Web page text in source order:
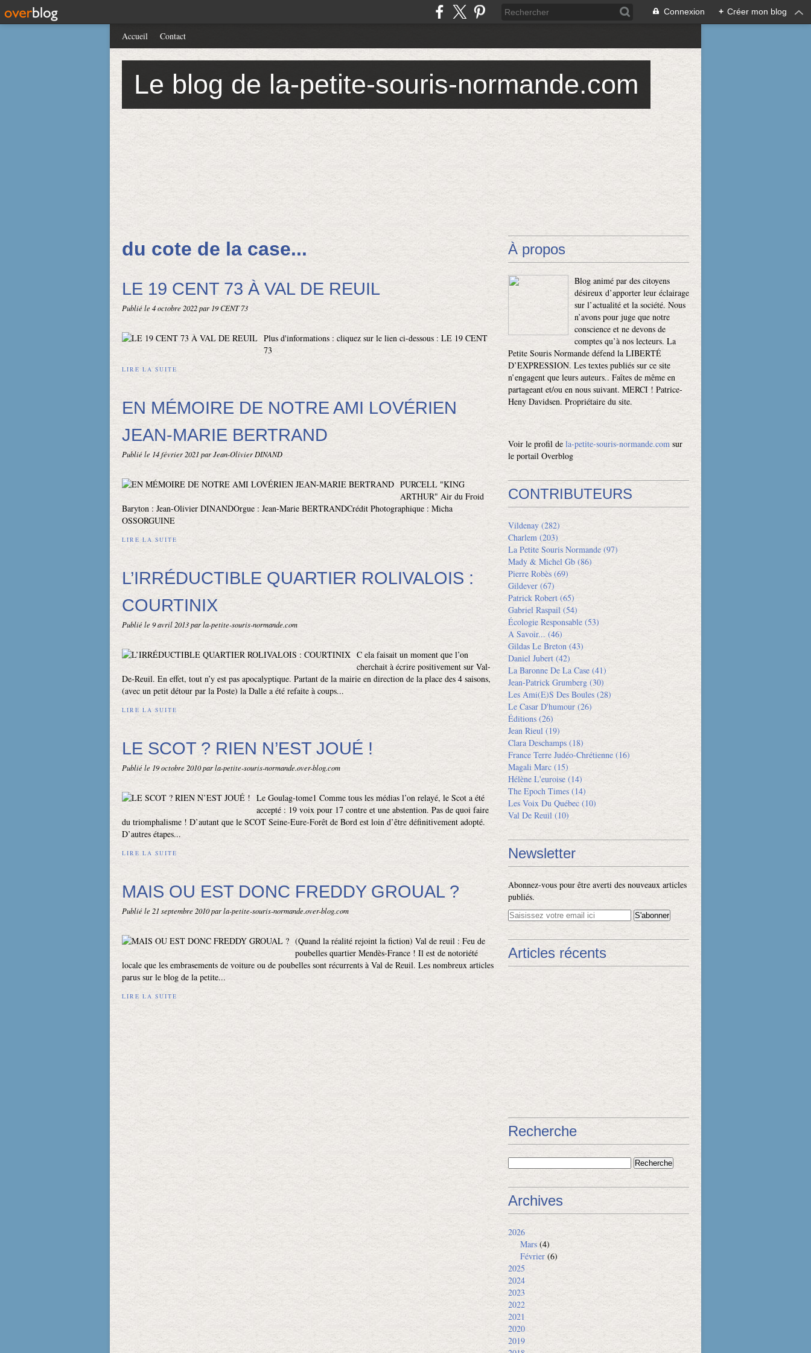
Connexion + Créer mon blog
Le blog de la-petite-souris-normande.com
Accueil Contact
du cote de la case...
LE 19 CENT 73 À VAL DE REUIL
Publié le 4 octobre 2022par 19 CENT 73
Plus d'informations : cliquez sur le lien ci-dessous : LE 19 CENT
73
LIRE LA SUITE
EN MÉMOIRE DE NOTRE AMI LOVÉRIEN
JEAN-MARIE BERTRAND
Publié le 14 février 2021par Jean-Olivier DINAND
PURCELL "KING
ARTHUR" Air du Froid
Baryton : Jean-Olivier DINANDOrgue : Jean-Marie BERTRANDCrédit Photographique : Micha
OSSORGUINE
LIRE LA SUITE
L’IRRÉDUCTIBLE QUARTIER ROLIVALOIS :
COURTINIX
Publié le 9 avril 2013par la-petite-souris-normande.com
C ela faisait un moment que l’on
cherchait à écrire positivement sur Val-
De-Reuil. En effet, tout n’y est pas apocalyptique. Partant de la mairie en direction de la place des 4 saisons,
(avec un petit détour par la Poste) la Dalle a été refaite à coups...
LIRE LA SUITE
LE SCOT ? RIEN N’EST JOUÉ !
Publié le 19 octobre 2010par la-petite-souris-normande.over-blog.com
Le Goulag-tome1 Comme tous les médias l’on relayé, le Scot a été
accepté : 19 voix pour 17 contre et une abstention. Pas de quoi faire
du triomphalisme ! D’autant que le SCOT Seine-Eure-Forêt de Bord est loin d’être définitivement adopté.
D’autres étapes...
LIRE LA SUITE
MAIS OU EST DONC FREDDY GROUAL ?
Publié le 21 septembre 2010par la-petite-souris-normande.over-blog.com
(Quand la réalité rejoint la fiction) Val de reuil : Feu de
poubelles quartier Mendès-France ! Il est de notoriété
locale que les embrasements de voiture ou de poubelles sont récurrents à Val de Reuil. Les nombreux articles
parus sur le blog de la petite...
LIRE LA SUITE
À propos
Blog animé par des citoyens
désireux d’apporter leur éclairage
sur l’actualité et la société. Nous
n’avons pour juge que notre
conscience et ne devons de
comptes qu’à nos lecteurs. La
Petite Souris Normande défend la LIBERTÉ
D’EXPRESSION. Les textes publiés sur ce site
n’engagent que leurs auteurs.. Faîtes de même en
partageant et/ou en nous suivant. MERCI ! Patrice-
Heny Davidsen. Propriétaire du site.
Voir le profil de la-petite-souris-normande.com sur
le portail Overblog
CONTRIBUTEURS
Vildenay (282)
Charlem (203)
La Petite Souris Normande (97)
Mady & Michel Gb (86)
Pierre Robès (69)
Gildever (67)
Patrick Robert (65)
Gabriel Raspail (54)
Écologie Responsable (53)
A Savoir... (46)
Gildas Le Breton (43)
Daniel Jubert (42)
La Baronne De La Case (41)
Jean-Patrick Grumberg (30)
Les Ami(e)s Des Boules (28)
Le Casar D'humour (26)
Éditions (26)
Jean Rieul (19)
Clara Deschamps (18)
France Terre Judéo-Chrétienne (16)
Magali Marc (15)
Hélène L'euroise (14)
The Epoch Times (14)
Les Voix Du Québec (10)
Val De Reuil (10)
Newsletter
Abonnez-vous pour être averti des nouveaux articles
publiés.
Articles récents
Recherche
Archives
2026
Mars (4)
Février (6)
2025
2024
2023
2022
2021
2020
2019